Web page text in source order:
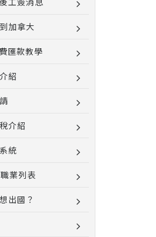
加拿大
匯款教學
紹
介紹
統
業列表
出國？